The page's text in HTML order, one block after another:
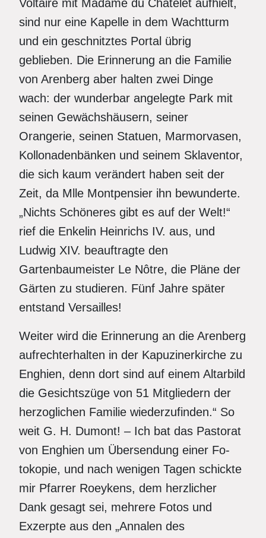
Voltaire mit Madame du Chatelet aufhielt,
sind nur eine Kapelle in dem Wachtturm
und ein geschnitztes Portal übrig
geblieben. Die Erinnerung an die Familie
von Arenberg aber halten zwei Dinge
wach: der wunderbar angelegte Park mit
seinen Gewächshäusern, seiner
Orangerie, seinen Statuen, Marmorvasen,
Kollonadenbänken und seinem Sklaventor,
die sich kaum verändert haben seit der
Zeit, da Mlle Montpensier ihn bewunderte.
„Nichts Schöneres gibt es auf der Welt!“
rief die Enkelin Heinrichs IV. aus, und
Ludwig XIV. beauftragte den
Gartenbaumeister Le Nôtre, die Pläne der
Gärten zu studieren. Fünf Jahre später
entstand Versailles!
Weiter wird die Erinnerung an die Arenberg
aufrechterhalten in der Kapuzinerkirche zu
Enghien, denn dort sind auf einem Altarbild
die Gesichtszüge von 51 Mitgliedern der
herzoglichen Familie wiederzufinden.“ So
weit G. H. Dumont! – Ich bat das Pastorat
von Enghien um Übersendung einer Fo-
tokopie, und nach wenigen Tagen schickte
mir Pfarrer Roeykens, dem herzlicher
Dank gesagt sei, mehrere Fotos und
Exzerpte aus den „Annalen des